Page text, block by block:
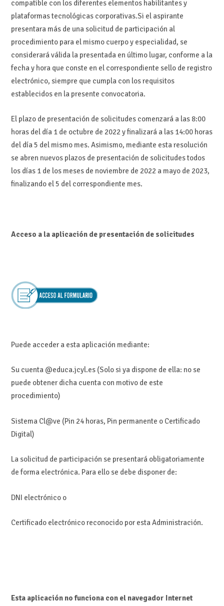
compatible con los diferentes elementos habilitantes y
plataformas tecnológicas corporativas.Si el aspirante
presentara más de una solicitud de participación al
procedimiento para el mismo cuerpo y especialidad, se
considerará válida la presentada en último lugar, conforme a la
fecha y hora que conste en el correspondiente sello de registro
electrónico, siempre que cumpla con los requisitos
establecidos en la presente convocatoria.
El plazo de presentación de solicitudes comenzará a las 8:00
horas del día 1 de octubre de 2022 y finalizará a las 14:00 horas
del día 5 del mismo mes. Asimismo, mediante esta resolución
se abren nuevos plazos de presentación de solicitudes todos
los días 1 de los meses de noviembre de 2022 a mayo de 2023,
finalizando el 5 del correspondiente mes.
Acceso a la aplicación de presentación de solicitudes
Puede acceder a esta aplicación mediante:
Su cuenta @educa.jcyl.es(Solo si ya dispone de ella: no se
puede obtener dicha cuenta con motivo de este
procedimiento)
Sistema Cl@ve (Pin 24 horas, Pin permanente o Certificado
Digital)
La solicitud de participación se presentará obligatoriamente
de forma electrónica. Para ello se debe disponer de:
DNI electrónicoo
Certificado electrónico reconocido por esta Administración.
Esta aplicación no funciona con el navegador Internet